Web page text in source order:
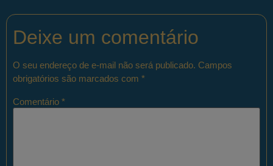
Deixe um comentário
O seu endereço de e-mail não será publicado. Campos
obrigatórios são marcados com *
Comentário *